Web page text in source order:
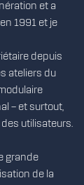
et a
1991 et je
depuis
ateliers du
– et surtout,
utilisateurs.
grande
de la